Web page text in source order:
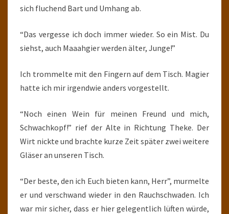
sich fluchend Bart und Umhang ab.
“Das vergesse ich doch immer wieder. So ein Mist. Du
siehst, auch Maaahgier werden älter, Junge!”
Ich trommelte mit den Fingern auf dem Tisch. Magier
hatte ich mir irgendwie anders vorgestellt.
“Noch einen Wein für meinen Freund und mich,
Schwachkopf!” rief der Alte in Richtung Theke. Der
Wirt nickte und brachte kurze Zeit später zwei weitere
Gläser an unseren Tisch.
“Der beste, den ich Euch bieten kann, Herr”, murmelte
er und verschwand wieder in den Rauchschwaden. Ich
war mir sicher, dass er hier gelegentlich lüften würde,